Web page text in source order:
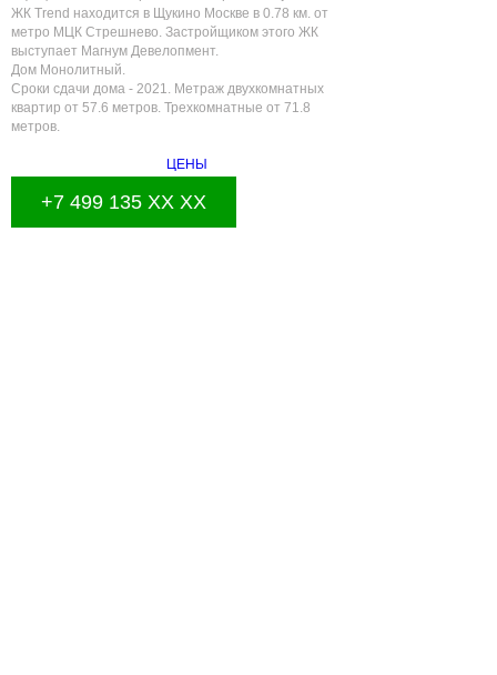
ЖК Trend находится в Щукино Москве в 0.78 км. от
метро МЦК Стрешнево. Застройщиком этого ЖК
выступает Магнум Девелопмент.
Дом Монолитный.
Сроки сдачи дома - 2021. Метраж двухкомнатных
квартир от 57.6 метров. Трехкомнатные от 71.8
метров.
ЦЕНЫ
+7 499 135 XX XX